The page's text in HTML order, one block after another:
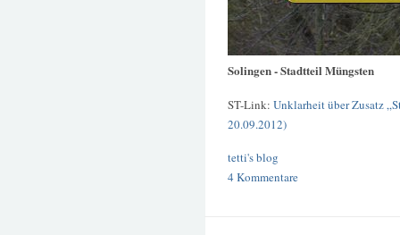
Solingen - Stadtteil Müngsten
ST-Link: Unklarheit über Zusatz
20.09.2012)
tetti's blog
4 Kommentare